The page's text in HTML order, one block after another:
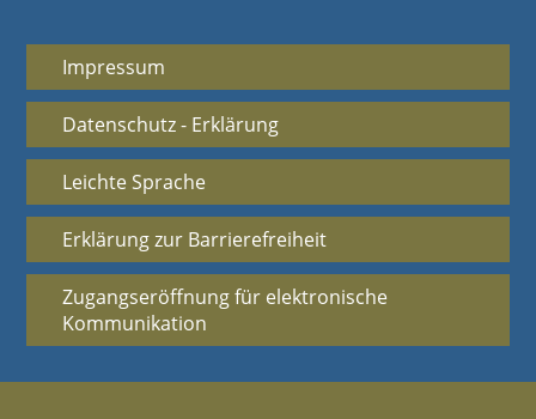
Impressum
Datenschutz - Erklärung
Leichte Sprache
Erklärung zur Barrierefreiheit
Zugangseröffnung für elektronische
Kommunikation